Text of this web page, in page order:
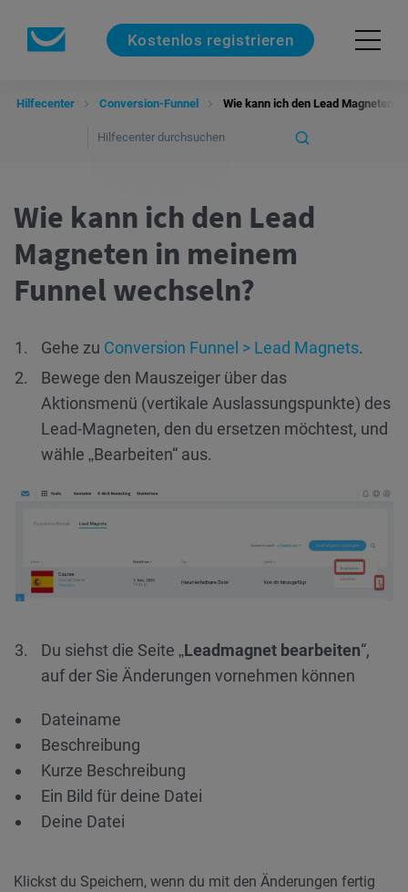
Kostenlos registrieren
Hilfecenter Conversion-Funnel Wie kann ich den Lead Magneten
Wie kann ich den Lead
Magneten in meinem
Funnel wechseln?
Gehe zu Conversion Funnel > Lead Magnets.
Bewege den Mauszeiger über das
Aktionsmenü (vertikale Auslassungspunkte) des
Lead-Magneten, den du ersetzen möchtest, und
wähle „Bearbeiten“ aus.
Du siehst die Seite „Leadmagnet bearbeiten“,
auf der Sie Änderungen vornehmen können
Dateiname
Beschreibung
Kurze Beschreibung
Ein Bild für deine Datei
Deine Datei
Klickst du Speichern, wenn du mit den Änderungen fertig